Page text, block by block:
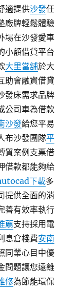
適提供沙發任
廠牌輕鬆體驗
場在沙發愛車
小額借貸平台
大里當舖於大
助會融資借貸
發床需求品牌
公司車為借款
沙發給您平易
布沙發團隊平
質案例支票借
借款都能夠給
下載多
提供全面的消
善有效率執行
薦支持採用電
息倉棧費安南
同業心目中優
問題讓您遠離
修為節能環保